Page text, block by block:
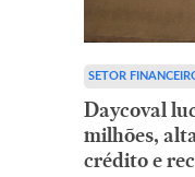
SETOR
Daycoval
milhões,
crédito e